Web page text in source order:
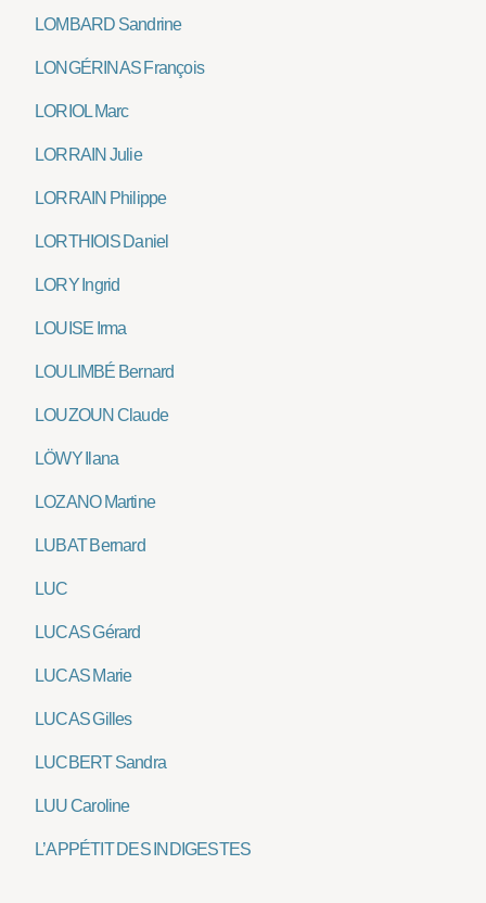
LOMBARD Sandrine
LONGÉRINAS François
LORIOL Marc
LORRAIN Julie
LORRAIN Philippe
LORTHIOIS Daniel
LORY Ingrid
LOUISE Irma
LOULIMBÉ Bernard
LOUZOUN Claude
LÖWY Ilana
LOZANO Martine
LUBAT Bernard
LUC
LUCAS Gérard
LUCAS Marie
LUCAS Gilles
LUCBERT Sandra
LUU Caroline
L’APPÉTIT DES INDIGESTES